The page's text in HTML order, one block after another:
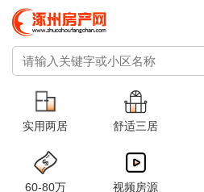
实用两居 舒适三居
60-80万 视频房源